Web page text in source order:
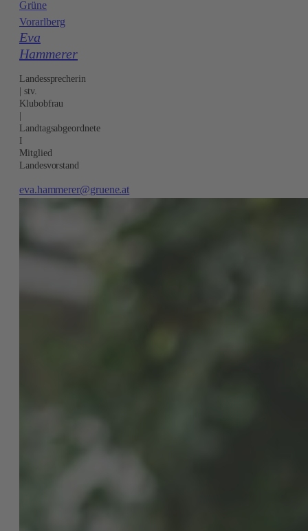
Grüne
Vorarlberg
Eva
Hammerer
Landessprecherin
| stv.
Klubobfrau
Landtagsabgeordnete
I
Mitglied
Landesvorstand
eva.hammerer@gruene.at